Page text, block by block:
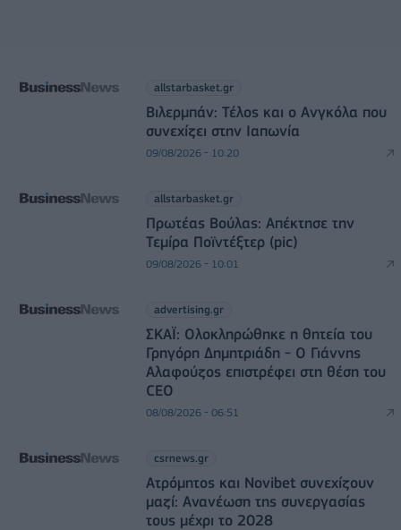
allstarbasket.gr
Βιλερμπάν: Τέλος και ο Ανγκόλα που
συνεχίζει στην Ιαπωνία
09/08/2026 - 10:20
allstarbasket.gr
Πρωτέας Βούλας: Απέκτησε την
Τεμίρα Ποϊντέξτερ (pic)
09/08/2026 - 10:01
advertising.gr
ΣΚΑΪ: Ολοκληρώθηκε η θητεία του
Γρηγόρη Δημητριάδη - Ο Γιάννης
Αλαφούζος επιστρέφει στη θέση του
CEO
08/08/2026 - 06:51
csrnews.gr
Ατρόμητος και Novibet συνεχίζουν
μαζί: Ανανέωση της συνεργασίας
τους μέχρι το 2028